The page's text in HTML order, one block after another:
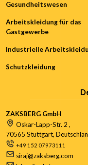
Gesundheitswesen
Arbeitskleidung für das
Gastgewerbe
Industrielle
Schutzkleidung
ZAKSBERG GmbH
Oskar-Lapp-Str. 2 ,
70565 Stuttgart,
+49 152 07973111
siraj@zaksberg.com